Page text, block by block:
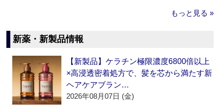
もっと見る »
新薬・新製品情報
【新製品】ケラチン極限濃度6800倍以上
×高浸透密着処方で、髪を芯から満たす新
ヘアケアブラン…
2026年08月07日 (金)